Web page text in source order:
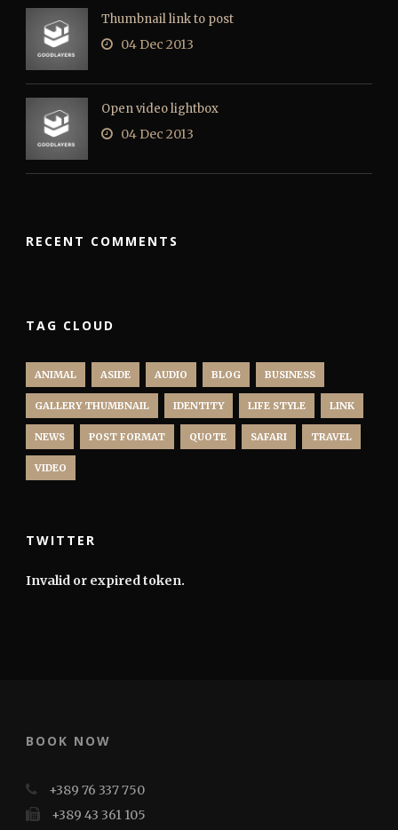
Thumbnail link to post
04 Dec 2013
Open video lightbox
04 Dec 2013
RECENT COMMENTS
TAG CLOUD
ANIMAL ASIDE AUDIO BLOG BUSINESS
GALLERY THUMBNAIL IDENTITY LIFE STYLE LINK
NEWS POST FORMAT QUOTE SAFARI TRAVEL
VIDEO
TWITTER
Invalid or expired token.
BOOK NOW
+389 76 337 750
+389 43 361 105